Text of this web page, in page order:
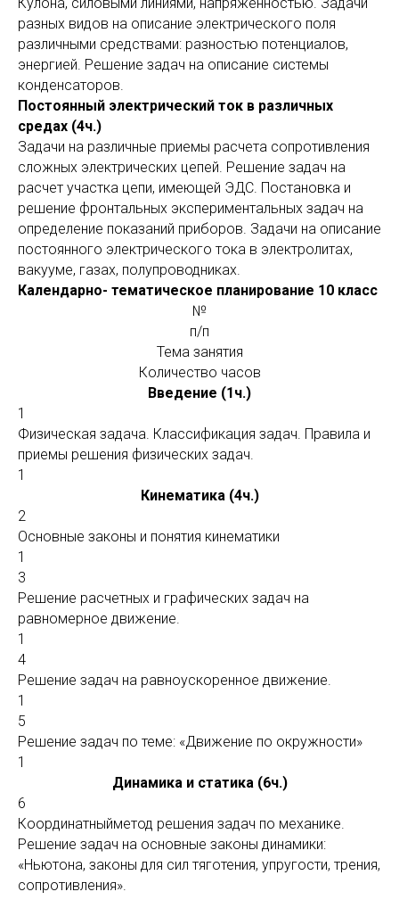
разных видов на описание электрического поля
различными средствами: разностью потенциалов,
энергией. Решение задач на описание системы
конденсаторов.
Постоянный электрический ток в различных
средах (4ч.)
Задачи на различные приемы расчета сопротивления
сложных электрических цепей. Решение задач на
расчет участка цепи, имеющей ЭДС. Постановка и
решение фронтальных экспериментальных задач на
определение показаний приборов. Задачи на описание
постоянного электрического тока в электролитах,
вакууме, газах, полупроводниках.
Календарно- тематическое планирование 10 класс
№
п/п
Тема занятия
Количество часов
Введение (1ч.)
1
Физическая задача. Классификация задач. Правила и
приемы решения физических задач.
1
Кинематика (4ч.)
2
Основные законы и понятия кинематики
1
3
Решение расчетных и графических задач на
равномерное движение.
1
4
Решение задач на равноускоренное движение.
1
5
Решение задач по теме: «Движение по окружности»
1
Динамика и статика (6ч.)
6
Координатныйметод решения задач по механике.
Решение задач на основные законы динамики:
«Ньютона, законы для сил тяготения, упругости, трения,
сопротивления».